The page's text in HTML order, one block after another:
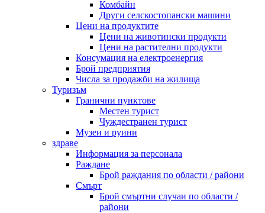
Комбайн
Други селскостопански машини
Цени на продуктите
Цени на животински продукти
Цени на растителни продукти
Консумация на електроенергия
Брой предприятия
Числа за продажби на жилища
Туризъм
Гранични пунктове
Местен турист
Чуждестранен турист
Музеи и руини
здраве
Информация за персонала
Раждане
Брой раждания по области / райони
Смърт
Брой смъртни случаи по области /
райони